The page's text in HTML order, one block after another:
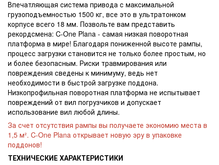
Впечатляющая система привода с максимальной
грузоподъемностью 1500 кг, все это в ультратонком
корпусе всего 18 мм. Позвольте вам представить
рекордсмена: C-One Plana - самая низкая поворотная
платформа в мире! Благодаря пониженной высоте рампы,
процесс загрузки становится не только более простым, но
и более безопасным. Риски травмирования или
повреждения сведены к минимуму, ведь нет
необходимости в быстрой загрузке поддона.
Низкопрофильная поворотная платформа не испытывает
повреждений от вил погрузчиков и допускает
использование вил любой длины.
За счет отсутствия рампы вы получаете экономию места в
1,5 м². C-One Plana открывает новую эру в упаковке
поддонов!
ТЕХНИЧЕСКИЕ ХАРАКТЕРИСТИКИ